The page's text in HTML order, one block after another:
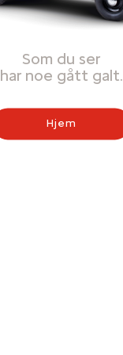
Som du ser
har noe gått galt.
Hjem